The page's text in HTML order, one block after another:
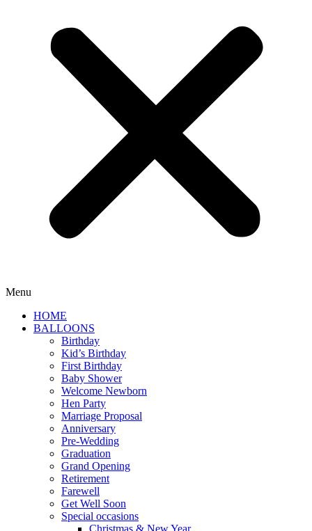
Menu
HOME
BALLOONS
Birthday
Kid’s Birthday
First Birthday
Baby Shower
Welcome Newborn
Hen Party
Marriage Proposal
Anniversary
Pre-Wedding
Graduation
Grand Opening
Retirement
Farewell
Get Well Soon
Special occasions
Christmas & New Year